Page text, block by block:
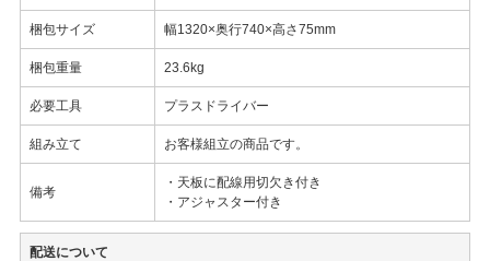
梱包サイズ 幅1320×奥行740×高さ75mm
梱包重量 23.6kg
必要工具 プラスドライバー
組み立て お客様組立の商品です。
備考
・天板に配線用切欠き付き
・アジャスター付き
配送について